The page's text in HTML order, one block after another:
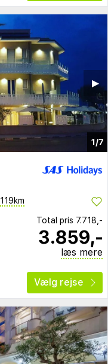
1/7
▶︎
119km
Total pris 7.718,-
3.859,-
læs mere
Vælg rejse